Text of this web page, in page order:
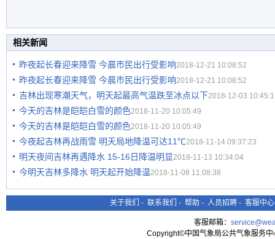
相关新闻
昨夜起长春迎来降雪 今晨市民出行受影响2018-12-21 10:08:52
昨夜起长春迎来降雪 今晨市民出行受影响2018-12-21 10:08:52
吉林出现寒潮天气，明天起最高气温跌至冰点以下2018-12-03
今天的吉林是皑皑白雪的颜色2018-11-20 10:05:49
今天的吉林是皑皑白雪的颜色2018-11-20 10:05:49
今夜起吉林再战雨雪 明天局地降温可达11℃2018-11-14 09:37:23
明天夜间吉林再遇降水 15-16日降温明显2018-11-13 10:34:04
今明天吉林多降水 明天起开始降温2018-11-08 11:08:38
关于我们 - 联系我们 - 帮助 - 人员招聘 - 客服中心
客服邮箱：
Copyright©中国气象局公共气象服务